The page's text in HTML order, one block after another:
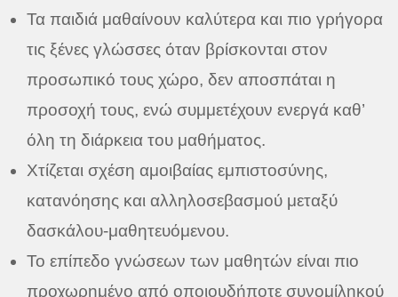
Τα παιδιά μαθαίνουν καλύτερα και πιο γρήγορα
τις ξένες γλώσσες όταν βρίσκονται στον
προσωπικό τους χώρο, δεν αποσπάται η
προσοχή τους, ενώ συμμετέχουν ενεργά καθ’
όλη τη διάρκεια του μαθήματος.
Χτίζεται σχέση αμοιβαίας εμπιστοσύνης,
κατανόησης και αλληλοσεβασμού μεταξύ
δασκάλου-μαθητευόμενου.
Το επίπεδο γνώσεων των μαθητών είναι πιο
προχωρημένο από οποιουδήποτε συνομίληκού